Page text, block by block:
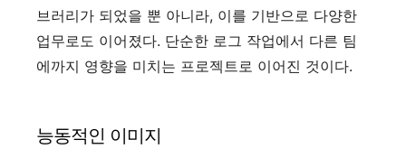
브러리가 되었을 뿐 아니라, 이를 기반으로 다양한
업무로도 이어졌다. 단순한 로그 작업에서 다른 팀
에까지 영향을 미치는 프로젝트로 이어진 것이다.
능동적인 이미지